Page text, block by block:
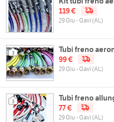
119 €
29 Giu - Gavi (AL)
3
Tubi freno
99 €
29 Giu - Gavi (AL)
3
Tubi freno
77 €
29 Giu - Gavi (AL)